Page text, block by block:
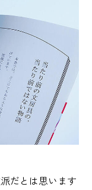
だとは思います